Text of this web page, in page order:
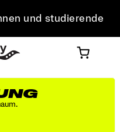
und studierende
erste Bestellung
Bestellwert von über
allen Bestellungen
und studierende